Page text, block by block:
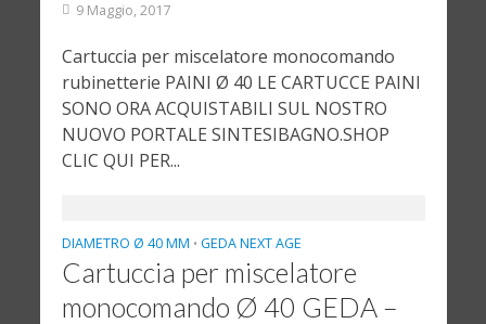
9 Maggio, 2017
Cartuccia per miscelatore monocomando
rubinetterie PAINI Ø 40 LE CARTUCCE PAINI
SONO ORA ACQUISTABILI SUL NOSTRO
NUOVO PORTALE SINTESIBAGNO.SHOP
CLIC QUI PER...
DIAMETRO Ø 40 MM • GEDA NEXT AGE
Cartuccia per miscelatore
monocomando Ø 40 GEDA –